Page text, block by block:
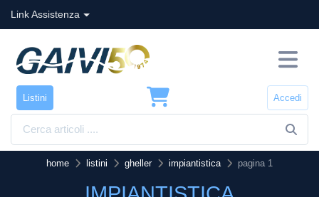
Link Assistenza
Listini Accedi
home listini gheller impiantistica pagina 1